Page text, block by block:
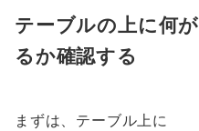
テーブルの上に何
るか確認する
まずは、テーブル上に